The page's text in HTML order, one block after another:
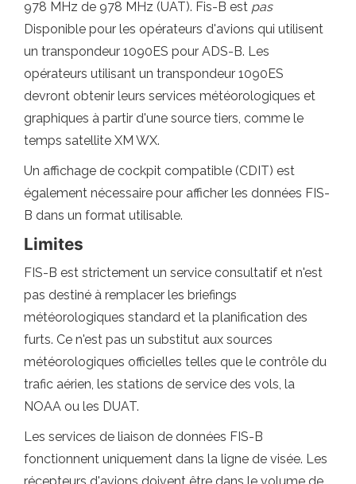
978 MHz de 978 MHz (UAT). Fis-B est pas
Disponible pour les opérateurs d'avions qui utilisent
un transpondeur 1090ES pour ADS-B. Les
opérateurs utilisant un transpondeur 1090ES
devront obtenir leurs services météorologiques et
graphiques à partir d'une source tiers, comme le
temps satellite XM WX.
Un affichage de cockpit compatible (CDIT) est
également nécessaire pour afficher les données FIS-
B dans un format utilisable.
Limites
FIS-B est strictement un service consultatif et n'est
pas destiné à remplacer les briefings
météorologiques standard et la planification des
furts. Ce n'est pas un substitut aux sources
météorologiques officielles telles que le contrôle du
trafic aérien, les stations de service des vols, la
NOAA ou les DUAT.
Les services de liaison de données FIS-B
fonctionnent uniquement dans la ligne de visée. Les